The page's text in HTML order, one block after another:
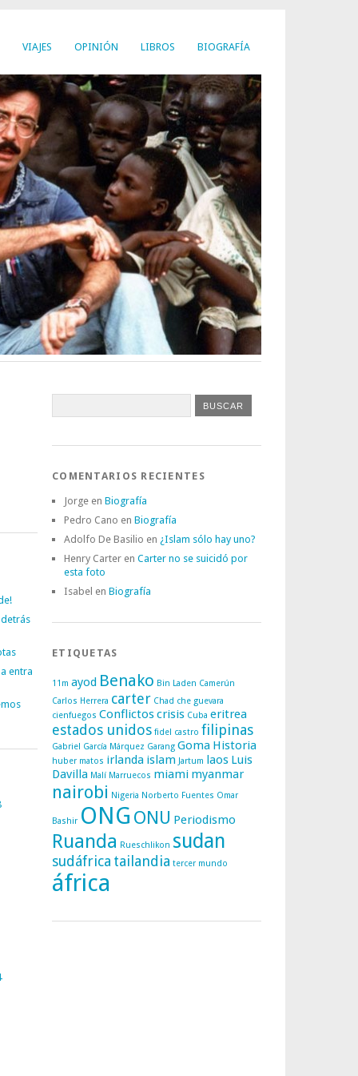
VIAJES OPINIÓN LIBROS BIOGRAFÍA
entra
COMENTARIOS RECIENTES
Jorge en Biografía
Pedro Cano en Biografía
Adolfo De Basilio en ¿Islam sólo hay uno?
Henry Carter en Carter no se suicidó por
esta foto
Isabel en Biografía
ETIQUETAS
11m ayod Benako Bin Laden Camerún
Carlos Herrera carter Chad che guevara
cienfuegos Conflictoscrisis Cuba eritrea
estados unidos fidel castro filipinas
Gabriel García Márquez Garang Goma Historia
huber matos irlanda islam Jartum laos Luis
Davilla Malí Marruecos miami myanmar
nairobi Nigeria Norberto Fuentes Omar
Bashir ONG ONU Periodismo
Ruanda Rueschlikon sudan
sudáfrica tailandia tercer mundo
áfrica